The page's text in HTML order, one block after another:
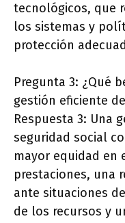
tecnológicos, que
los sistemas y
protección
Pregunta 3: ¿Qué
gestión eficiente
Respuesta 3: Una
seguridad social
mayor equidad en
prestaciones, una
ante situaciones
de los recursos y